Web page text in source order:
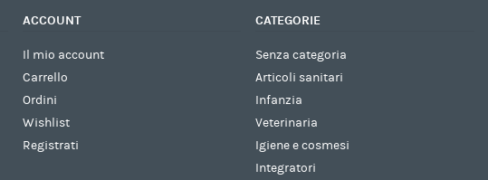
ACCOUNT
Il mio account
Carrello
Ordini
Wishlist
Registrati
CATEGORIE
Senza categoria
Articoli sanitari
Infanzia
Veterinaria
Igiene e cosmesi
Integratori